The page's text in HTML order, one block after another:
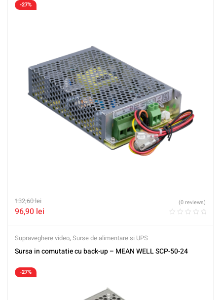
-27%
132,60lei
96,90 lei
(0 reviews)
Supraveghere video, Surse de alimentare si UPS
Sursa in comutatie cu back-up – MEAN WELL SCP-50-24
-27%